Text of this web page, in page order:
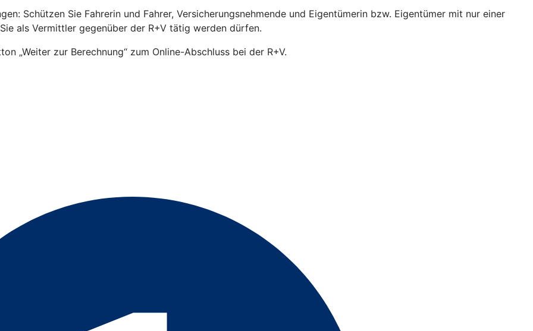
Schützen Sie Fahrerin und Fahrer, Versicherungsnehmende und Eigentümerin bzw. Eigentümer mit nur einer
als Vermittler gegenüber der R+V tätig werden dürfen.
„Weiter zur Berechnung“ zum Online-Abschluss bei der R+V.